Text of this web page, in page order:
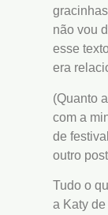
não vou
esse
era
(Quanto
com a
de
outro
Tudo o
a Katy